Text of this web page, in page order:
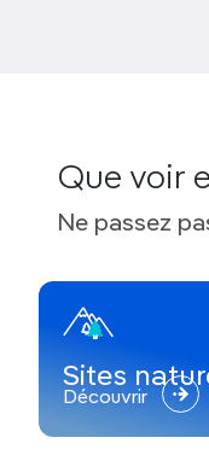
Que voir
Ne passez
Sites
Découvrir